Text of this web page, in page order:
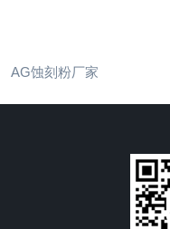
AG蚀刻粉厂家